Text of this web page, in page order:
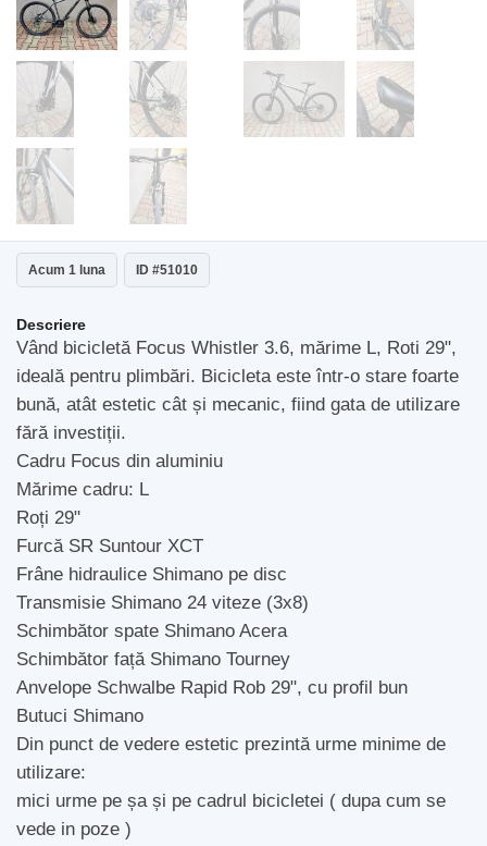
Acum 1 luna ID #51010
Descriere
Vând bicicletă Focus Whistler 3.6, mărime L, Roti 29",
ideală pentru plimbări. Bicicleta este într-o stare foarte
bună, atât estetic cât și mecanic, fiind gata de utilizare
fără investiții.
Cadru Focus din aluminiu
Mărime cadru: L
Roți 29"
Furcă SR Suntour XCT
Frâne hidraulice Shimano pe disc
Transmisie Shimano 24 viteze (3x8)
Schimbător spate Shimano Acera
Schimbător față Shimano Tourney
Anvelope Schwalbe Rapid Rob 29", cu profil bun
Butuci Shimano
Din punct de vedere estetic prezintă urme minime de
utilizare:
mici urme pe șa și pe cadrul bicicletei ( dupa cum se
vede in poze )